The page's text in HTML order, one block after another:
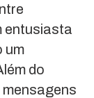
entusiasta
um
do
mensagens